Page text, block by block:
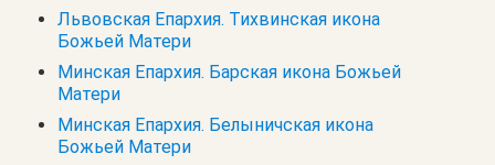
Львовская Епархия. Тихвинская икона
Божьей Матери
Минская Епархия. Барская икона Божьей
Матери
Минская Епархия. Белыничская икона
Божьей Матери